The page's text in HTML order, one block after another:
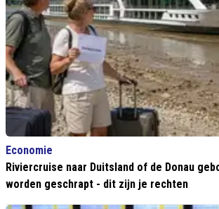
Economie
Riviercruise naar Duitsland of de Donau
worden geschrapt - dit zijn je rechten